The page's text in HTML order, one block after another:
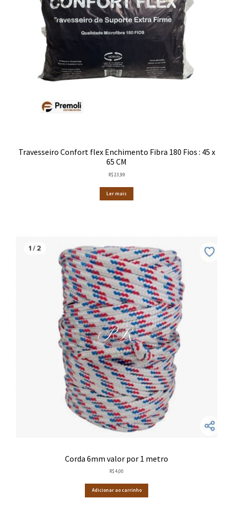
Travesseiro Confort flex Enchimento Fibra 180 Fios : 45 x
65 CM
R$23,99
Ler mais
Corda 6mm valor por 1 metro
R$4,00
Adicionar ao carrinho